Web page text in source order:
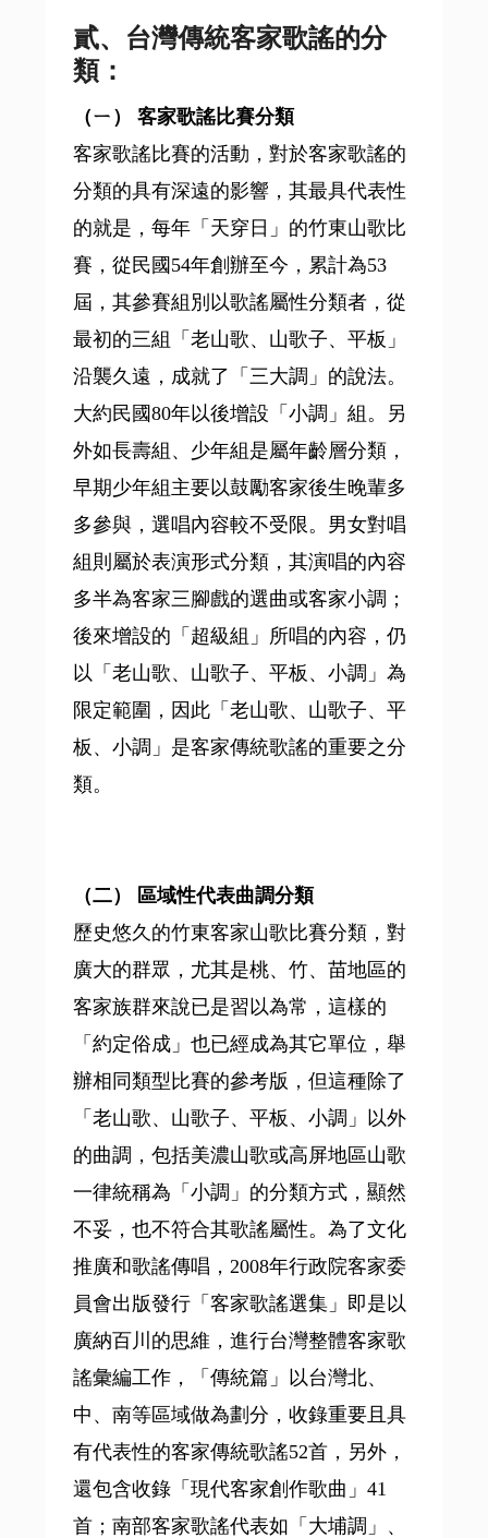
貳、台灣傳統客家歌謠的分
類：
（ㄧ） 客家歌謠比賽分類
客家歌謠比賽的活動，對於客家歌謠的
分類的具有深遠的影響，其最具代表性
的就是，每年「天穿日」的竹東山歌比
賽，從民國54年創辦至今，累計為53
屆，其參賽組別以歌謠屬性分類者，從
最初的三組「老山歌、山歌子、平板」
沿襲久遠，成就了「三大調」的說法。
大約民國80年以後增設「小調」組。另
外如長壽組、少年組是屬年齡層分類，
早期少年組主要以鼓勵客家後生晚輩多
多參與，選唱內容較不受限。男女對唱
組則屬於表演形式分類，其演唱的內容
多半為客家三腳戲的選曲或客家小調；
後來增設的「超級組」所唱的內容，仍
以「老山歌、山歌子、平板、小調」為
限定範圍，因此「老山歌、山歌子、平
板、小調」是客家傳統歌謠的重要之分
類。
（二） 區域性代表曲調分類
歷史悠久的竹東客家山歌比賽分類，對
廣大的群眾，尤其是桃、竹、苗地區的
客家族群來說已是習以為常，這樣的
「約定俗成」也已經成為其它單位，舉
辦相同類型比賽的參考版，但這種除了
「老山歌、山歌子、平板、小調」以外
的曲調，包括美濃山歌或高屏地區山歌
一律統稱為「小調」的分類方式，顯然
不妥，也不符合其歌謠屬性。為了文化
推廣和歌謠傳唱，2008年行政院客家委
員會出版發行「客家歌謠選集」即是以
廣納百川的思維，進行台灣整體客家歌
謠彙編工作，「傳統篇」以台灣北、
中、南等區域做為劃分，收錄重要且具
有代表性的客家傳統歌謠52首，另外，
還包含收錄「現代客家創作歌曲」41
首；南部客家歌謠代表如「大埔調」、